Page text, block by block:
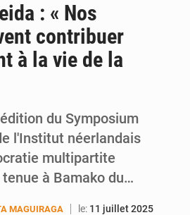
Dr Abdrahamane Tamboura, économiste
Ports ouest-africains : la bataille du fret sahélien
: « Nos
contribuer
à la vie de la
du Symposium
l'Institut néerlandais
multipartite
tenue à Bamako du…
MAGUIRAGA le: 11 juillet 2025